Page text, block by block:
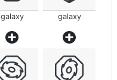
galaxy galaxy